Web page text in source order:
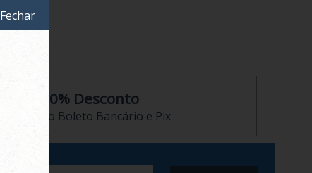
10% Desconto
no Boleto Bancário e Pix
Fechar